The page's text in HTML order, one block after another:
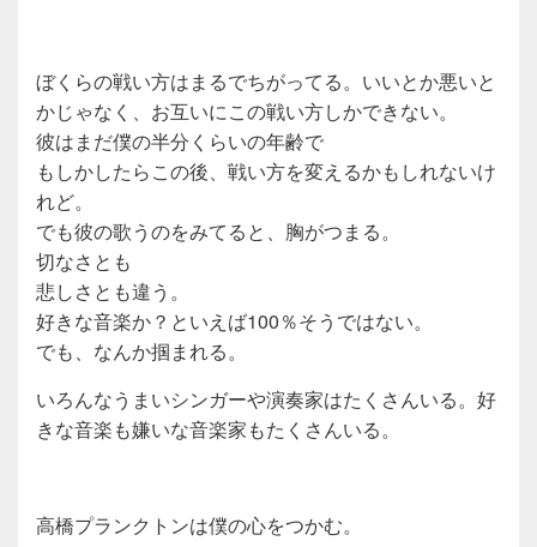
ぼくらの戦い方はまるでちがってる。いいとか悪いと
かじゃなく、お互いにこの戦い方しかできない。
彼はまだ僕の半分くらいの年齢で
もしかしたらこの後、戦い方を変えるかもしれないけ
れど。
でも彼の歌うのをみてると、胸がつまる。
切なさとも
悲しさとも違う。
好きな音楽か？といえば100％そうではない。
でも、なんか掴まれる。
いろんなうまいシンガーや演奏家はたくさんいる。好
きな音楽も嫌いな音楽家もたくさんいる。
高橋プランクトンは僕の心をつかむ。